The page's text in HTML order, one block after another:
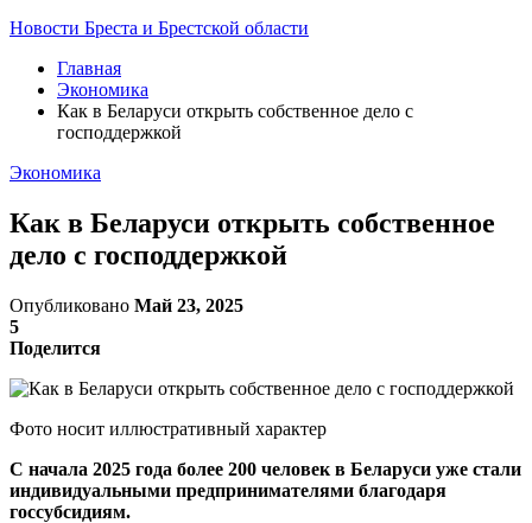
Новости Бреста и Брестской области
Главная
Экономика
Как в Беларуси открыть собственное дело с
господдержкой
Экономика
Как в Беларуси открыть собственное
дело с господдержкой
Опубликовано Май 23, 2025
5
Поделится
Фото носит иллюстративный характер
С начала 2025 года более 200 человек в Беларуси уже стали
индивидуальными предпринимателями благодаря
госсубсидиям.